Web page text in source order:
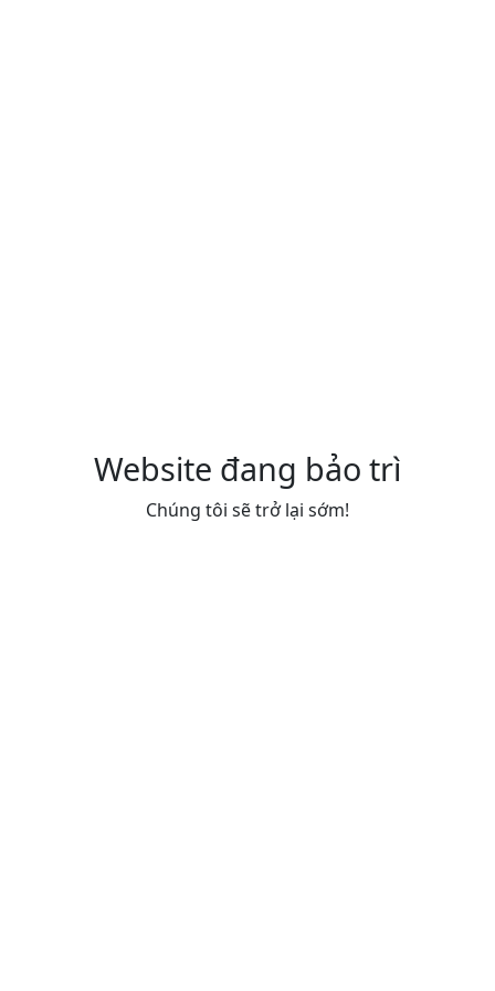
Website đang bảo trì
Chúng tôi sẽ trở lại sớm!